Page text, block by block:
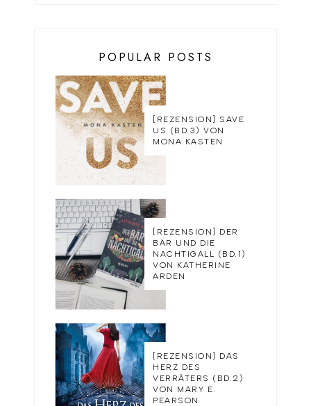
POPULAR POSTS
[REZENSION] SAVE
US (BD.3) VON
MONA KASTEN
[REZENSION] DER
BÄR UND DIE
NACHTIGALL (BD.1)
VON KATHERINE
ARDEN
[REZENSION] DAS
HERZ DES
VERRÄTERS (BD.2)
VON MARY E.
PEARSON